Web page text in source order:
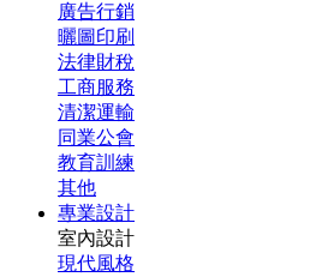
廣告行銷
曬圖印刷
法律財稅
工商服務
清潔運輸
同業公會
教育訓練
其他
專業設計
室內設計
現代風格